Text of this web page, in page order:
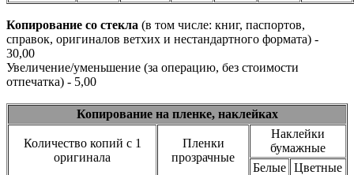
Копирование со стекла (в том числе: книг, паспортов,
справок, оригиналов ветхих и нестандартного формата) -
30,00
Увеличение/уменьшение (за операцию, без стоимости
отпечатка) - 5,00
Копирование на пленке, наклейках
Количество копий с 1
оригинала
Пленки
прозрачные
Наклейки
бумажные
Белые Цветные